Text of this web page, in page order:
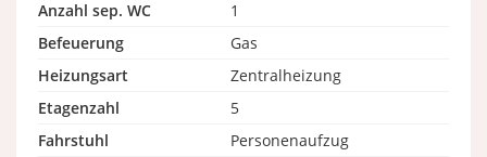
Anzahl sep. WC
1
Befeuerung
Gas
Heizungsart
Zentralheizung
Etagenzahl
5
Fahrstuhl
Personenaufzug